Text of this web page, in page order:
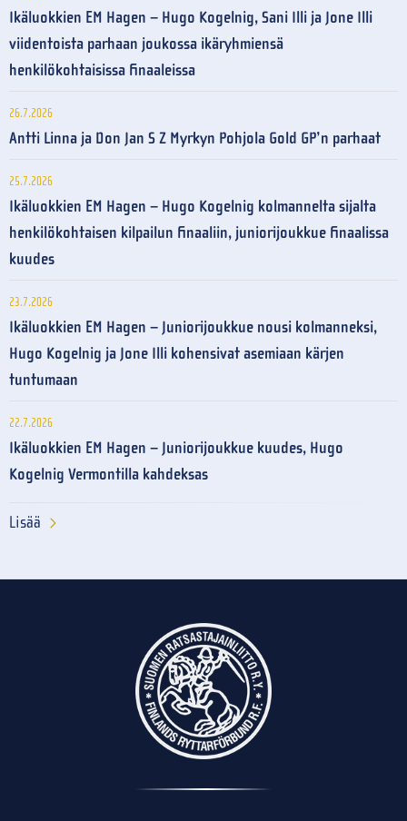
Ikäluokkien EM Hagen – Hugo Kogelnig, Sani Illi ja Jone Illi
viidentoista parhaan joukossa ikäryhmiensä
henkilökohtaisissa finaaleissa
26.7.2026
Antti Linna ja Don Jan S Z Myrkyn Pohjola Gold GP’n parhaat
25.7.2026
Ikäluokkien EM Hagen – Hugo Kogelnig kolmannelta sijalta
henkilökohtaisen kilpailun finaaliin, juniorijoukkue finaalissa
kuudes
23.7.2026
Ikäluokkien EM Hagen – Juniorijoukkue nousi kolmanneksi,
Hugo Kogelnig ja Jone Illi kohensivat asemiaan kärjen
tuntumaan
22.7.2026
Ikäluokkien EM Hagen – Juniorijoukkue kuudes, Hugo
Kogelnig Vermontilla kahdeksas
Lisää